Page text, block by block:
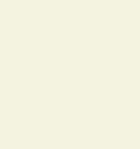
づくり
ンをお考えの方
しの方へ
のご相談